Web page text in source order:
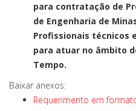
para contratação de
de Engenharia de
Profissionais técnicos
para atuar no âmbito
Tempo.
Baixar anexos:
Requerimento em